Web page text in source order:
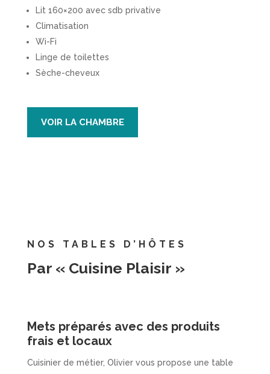
Lit 160×200 avec sdb privative
Climatisation
Wi-Fi
Linge de toilettes
Sèche-cheveux
VOIR LA CHAMBRE
NOS TABLES D’HÔTES
Par « Cuisine Plaisir »
Mets préparés avec des produits
frais et locaux
Cuisinier de métier, Olivier vous propose une table